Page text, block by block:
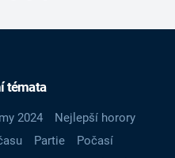
témata
2024
Nejlepší horory
Partie
Počasí